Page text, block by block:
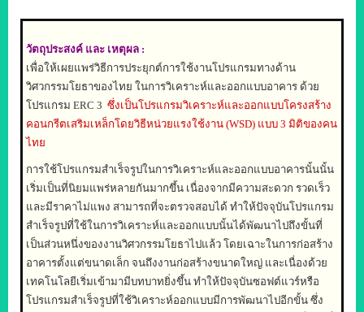
วัตถุประสงค์ และ เหตุผล :
เพื่อให้เผยแพร่วิธีการประยุกต์การใช้งานโปรแกรมทางด้าน
วิศวกรรมโยธาของไทย ในการวิเคราะห์และออกแบบอาคาร ด้วย
โปรแกรม ERC 3 ซึ่งเป็นโปรแกรมวิเคราะห์และออกแบบโครงสร้าง
คอนกรีตเสริมเหล็กโดยวิธีหน่วยแรงใช้งาน (WSD) แบบ 3 มิติของคน
ไทย
การใช้โปรแกรมสำเร็จรูปในการวิเคราะห์และออกแบบอาคารนั้นนั้น
เริ่มเป็นที่นิยมแพร่หลายกันมากขึ้น เนื่องจากมีความสะดวก รวดเร็ว
และมีราคาไม่แพง สามารถที่จะตรวจสอบได้ ทำให้ปัจจุบันโปรแกรม
สำเร็จรูปที่ใช้ในการวิเคราะห์และออกแบบนั้นได้พัฒนาไปถึงขั้นที่
เป็นส่วนหนึ่งของงานวิศวกรรมโยธาไปแล้ว โดยเฉาะในการก่อสร้าง
อาคารตั้งแต่ขนาดเล็ก จนถึงงานก่อสร้างขนาดใหญ่ และเนื่องด้วย
เทคโนโลยีเริ่มเข้ามามีบทบาทยิ่งขึ้น ทำให้ปัจจุบันซอฟต์แวร์หรือ
โปรแกรมสำเร็จรูปที่ใช้วิเคราะห์ออกแบบมีการพัฒนาไปอีกขั้น ซึ่ง